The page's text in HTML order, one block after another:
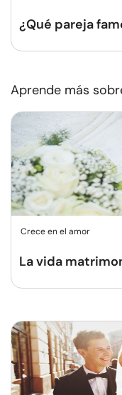
¿Qué pareja
Aprende más
Crece en el amor
La vida